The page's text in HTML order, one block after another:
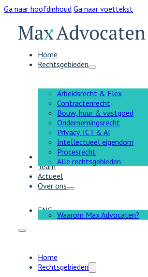
Ga naar hoofdinhoud Ga naar voettekst
Home
Rechtsgebieden
Arbeidsrecht & Flex
Contractenrecht
Bouw, huur & vastgoed
Ondernemingsrecht
Privacy, ICT & AI
Intellectueel eigendom
Procesrecht
Alle rechtsgebieden
Team
Actueel
Over ons
Waarom Max Advocaten?
ENG
Home
Rechtsgebieden